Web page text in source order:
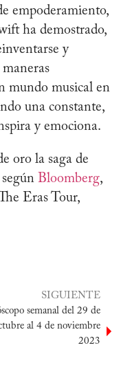
empoderamiento,
ha demostrado,
y
mundo musical en
una constante,
y emociona.
oro la saga de
Bloomberg,
Eras Tour,
SIGUIENTE
semanal del 29 de
al 4 de noviembre
2023